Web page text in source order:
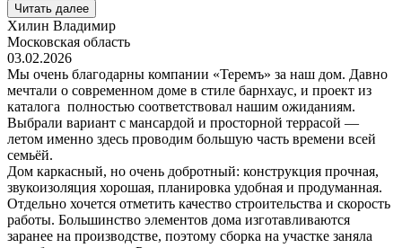
Читать далее
Хилин Владимир
Московская область
03.02.2026
Мы очень благодарны компании «Теремъ» за наш дом. Давно
мечтали о современном доме в стиле барнхаус, и проект из
каталога полностью соответствовал нашим ожиданиям.
Выбрали вариант с мансардой и просторной террасой —
летом именно здесь проводим большую часть времени всей
семьёй.
Дом каркасный, но очень добротный: конструкция прочная,
звукоизоляция хорошая, планировка удобная и продуманная.
Отдельно хочется отметить качество строительства и скорость
работы. Большинство элементов дома изготавливаются
заранее на производстве, поэтому сборка на участке заняла